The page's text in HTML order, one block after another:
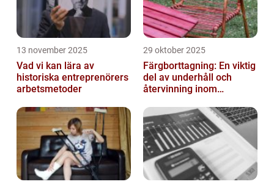
13 november 2025
Vad vi kan lära av
historiska entreprenörers
arbetsmetoder
29 oktober 2025
Färgborttagning: En viktig
del av underhåll och
återvinning inom